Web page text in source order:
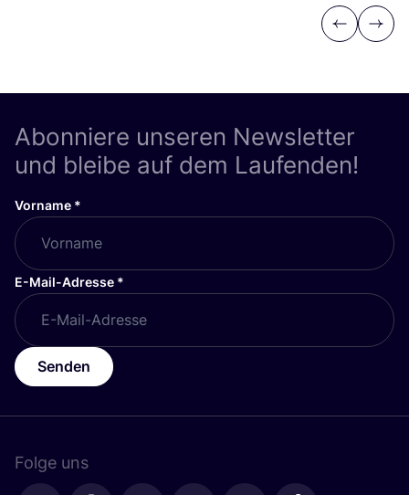
Previous
Next
Abonniere unseren Newsletter
und bleibe auf dem Laufenden!
Vorname *
E-Mail-Adresse *
Senden
Folge uns